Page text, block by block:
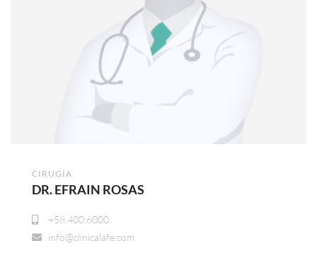
CIRUGÍA
DR. EFRAIN ROSAS
+58.400.6000
info@clinicalafe.com